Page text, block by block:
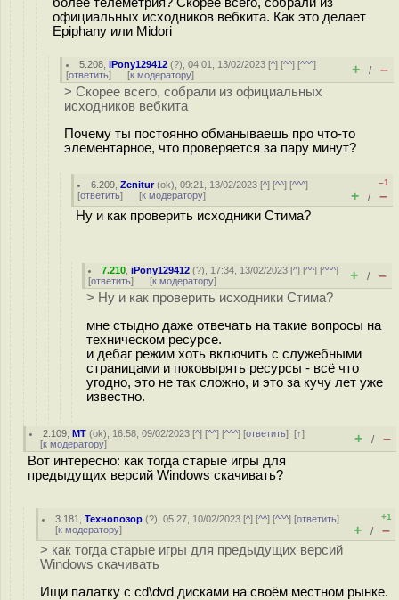
официальных исходников вебкита. Как это делает
Epiphany или Midori
5.208 ,iPony129412 (?), 04:01, 13/02/2023 [^] [^^] [^^^]
[ответить] [к модератору] + / –
> Скорее всего, собрали из официальных
исходников вебкита
Почему ты постоянно обманываешь про что-то
элементарное, что проверяется за пару минут?
6.209 ,Zenitur(ok), 09:21, 13/02/2023 [^] [^^] [^^^]
[ответить] [к модератору]
–1
+ / –
Ну и как проверить исходники Стима?
7.210 ,iPony129412 (?), 17:34, 13/02/2023 [^] [^^] [^^^]
[ответить] [к модератору] + / –
> Ну и как проверить исходники Стима?
мне стыдно даже отвечать на такие вопросы на
техническом ресурсе.
и дебаг режим хоть включить с служебными
страницами и поковырять ресурсы - всё что
угодно, это не так сложно, и это за кучу лет уже
известно.
2.109 ,MT (ok), 16:58, 09/02/2023 [^] [^^] [^^^] [ответить][↑]
[к модератору] + / –
Вот интересно: как тогда старые игры для
предыдущих версий Windows скачивать?
3.181 ,Технопозор (?), 05:27, 10/02/2023 [^] [^^] [^^^] [ответить]
[к модератору]
+1
+ / –
> как тогда старые игры для предыдущих версий
Windows скачивать
Ищи палатку с cd\dvd дисками на своём местном рынке.